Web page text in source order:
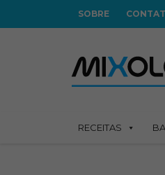
SOBRE
RECEITAS